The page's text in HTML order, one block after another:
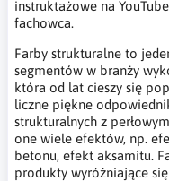
instruktażowe na
fachowca.
Farby strukturalne to
segmentów w branży
która od lat cieszy się
liczne piękne
strukturalnych z
one wiele efektów, np.
betonu, efekt aksamitu.
produkty wyróżniające